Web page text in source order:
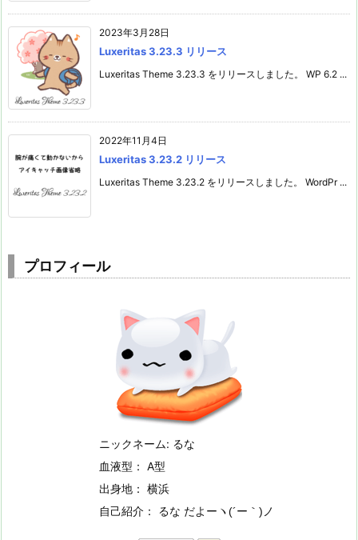
2023年3月28日
Luxeritas 3.23.3 リリース
Luxeritas Theme 3.23.3 をリリースしました。 WP 6.2 ...
2022年11月4日
Luxeritas 3.23.2 リリース
Luxeritas Theme 3.23.2 をリリースしました。 WordPr ...
プロフィール
ニックネーム: るな
血液型： A型
出身地： 横浜
自己紹介： るな だよー ヽ(´ー｀)ノ